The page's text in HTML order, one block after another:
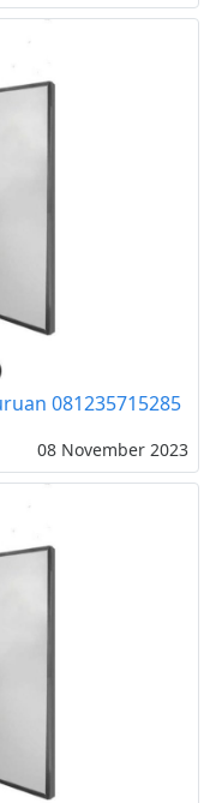
081235715285
08 November 2023